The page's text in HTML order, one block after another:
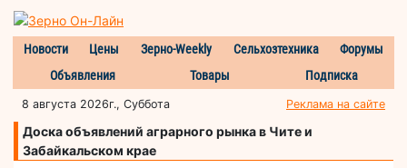
Новости Цены Зерно-Weekly Сельхозтехника
Форумы
Объявления
Товары Подписка
8 августа 2026г., Суббота Реклама на сайте
Доска объявлений аграрного рынка в Чите и
Забайкальском крае